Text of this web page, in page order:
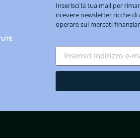
Inserisci la tua mail per
ricevere newsletter ricche
operare sui mercati